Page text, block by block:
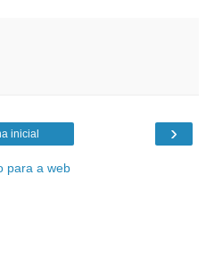
›
inicial
para a web